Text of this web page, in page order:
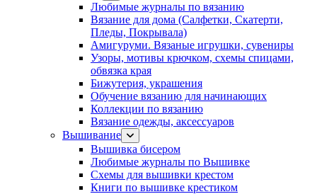
Любимые журналы по вязанию
Вязание для дома (Салфетки, Скатерти,
Пледы, Покрывала)
Амигуруми. Вязаные игрушки, сувениры
Узоры, мотивы крючком, схемы спицами,
обвязка края
Бижутерия, украшения
Обучение вязанию для начинающих
Коллекции по вязанию
Вязание одежды, аксессуаров
Вышивание
Вышивка бисером
Любимые журналы по Вышивке
Схемы для вышивки крестом
Книги по вышивке крестиком